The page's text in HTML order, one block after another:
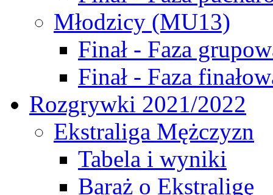
Młodzicy (MU13)
Finał - Faza
Finał - Faza
Rozgrywki 2021/2022
Ekstraliga Mężczyzn
Tabela i wyniki
Baraż o Ekstraligę